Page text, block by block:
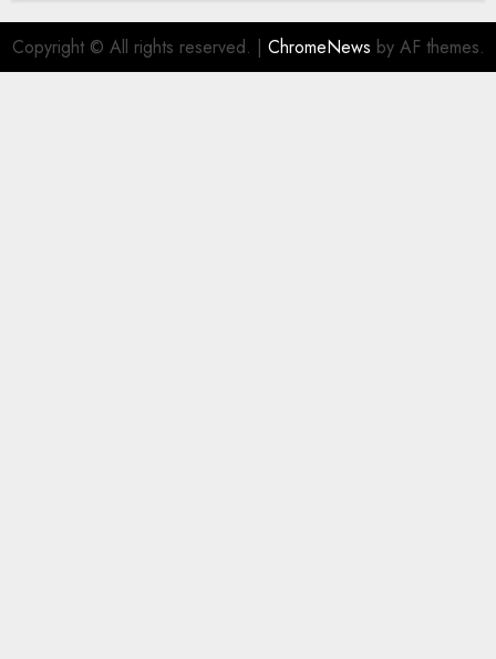
Copyright © All rights reserved. | ChromeNews by AF themes.